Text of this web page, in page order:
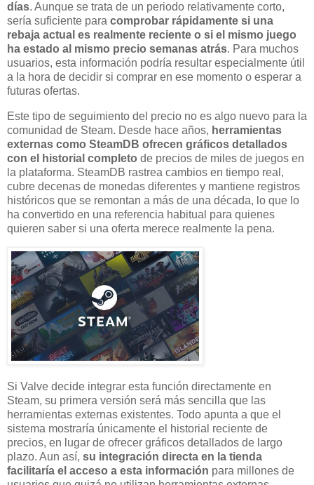
días. Aunque se trata de un periodo relativamente corto,
sería suficiente para comprobar rápidamente si una
rebaja actual es realmente reciente o si el mismo juego
ha estado al mismo precio semanas atrás. Para muchos
usuarios, esta información podría resultar especialmente útil
a la hora de decidir si comprar en ese momento o esperar a
futuras ofertas.
Este tipo de seguimiento del precio no es algo nuevo para la
comunidad de Steam. Desde hace años, herramientas
externas como SteamDB ofrecen gráficos detallados
con el historial completo de precios de miles de juegos en
la plataforma. SteamDB rastrea cambios en tiempo real,
cubre decenas de monedas diferentes y mantiene registros
históricos que se remontan a más de una década, lo que lo
ha convertido en una referencia habitual para quienes
quieren saber si una oferta merece realmente la pena.
Si Valve decide integrar esta función directamente en
Steam, su primera versión será más sencilla que las
herramientas externas existentes. Todo apunta a que el
sistema mostraría únicamente el historial reciente de
precios, en lugar de ofrecer gráficos detallados de largo
plazo. Aun así, su integración directa en la tienda
facilitaría el acceso a esta información para millones de